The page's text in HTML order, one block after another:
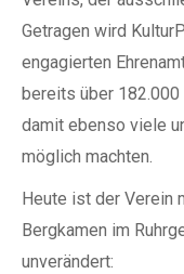
Getragen wird
engagierten
bereits über
damit ebenso viele
möglich machten.
Heute ist der Verein
Bergkamen im
unverändert: